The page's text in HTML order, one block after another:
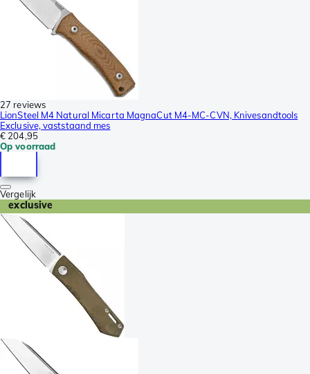
27 reviews
LionSteel M4 Natural Micarta MagnaCut M4-MC-CVN, Knivesandtools
Exclusive, vaststaand mes
€ 204,95
Op voorraad
Vergelijk
exclusive